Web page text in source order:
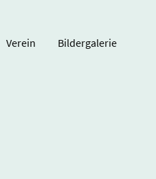
Verein Bildergalerie